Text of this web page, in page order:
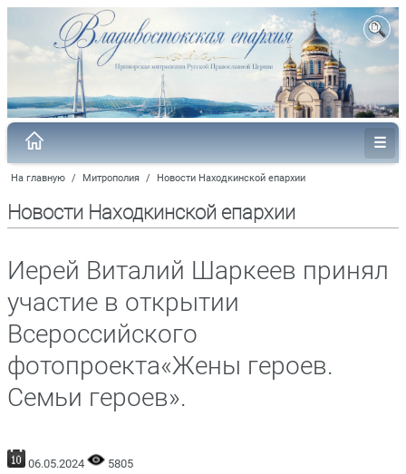
На главную / Митрополия / Новости Находкинской епархии
Новости Находкинской епархии
Иерей Виталий Шаркеев принял
участие в открытии
Всероссийского
фотопроекта«Жены героев.
Семьи героев».
06.05.2024
5805